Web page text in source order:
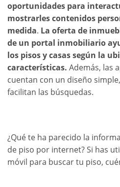
oportunidades para
mostrarles contenidos
medida. La oferta de
de un portal inmobiliario
los pisos y casas según la
características. Además, las
cuentan con un diseño
facilitan las búsquedas.
¿Qué te ha parecido la
de piso por internet? Si has
móvil para buscar tu piso,